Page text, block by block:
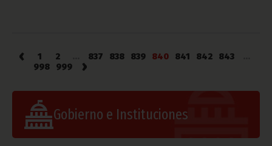
‹ 1 2 837 838 839 840 841 842 843
998
999 ›
Gobierno e Instituciones